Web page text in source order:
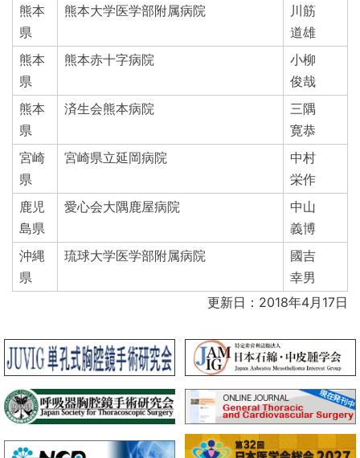
熊本
県
熊本大学医学部附属病院
川筋
道雄
熊本
県
熊本赤十字病院
小柳
俊哉
熊本
県
済生会熊本病院
三隅
寛恭
宮崎
県
宮崎県立延岡病院
中村
栄作
鹿児
島県
愛心会大隅鹿屋病院
中山
義博
沖縄
県
琉球大学医学部附属病院
國吉
幸男
更新日：2018年4月17日